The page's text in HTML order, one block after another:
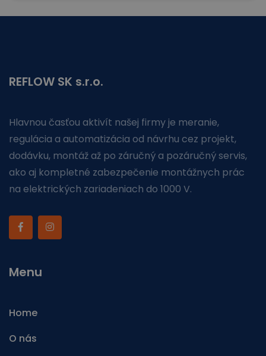
REFLOW SK s.r.o.
Hlavnou časťou aktivít našej firmy je meranie,
regulácia a automatizácia od návrhu cez projekt,
dodávku, montáž až po záručný a pozáručný servis,
ako aj kompletné zabezpečenie montážnych prác
na elektrických zariadeniach do 1000 V.
Menu
Home
O nás